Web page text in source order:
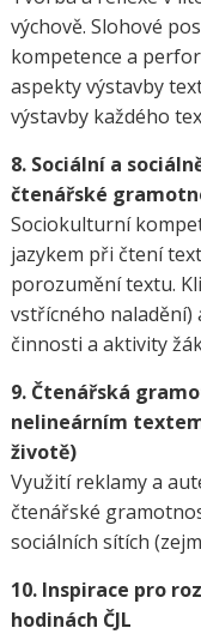
výchově. Slohové
kompetence a
aspekty výstavby
výstavby každého
8. Sociální a
čtenářské
Sociokulturní
jazykem při čtení
porozumění textu.
vstřícného naladění)
činnosti a aktivity
9. Čtenářská
nelineárním
životě)
Využití reklamy a
čtenářské
sociálních sítích
10. Inspirace pro
hodinách ČJL